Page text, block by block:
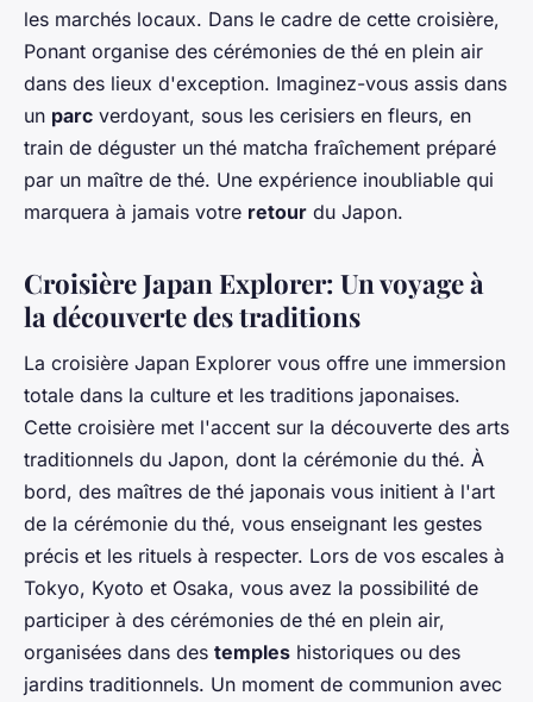
les marchés locaux. Dans le cadre de cette croisière,
Ponant organise des cérémonies de thé en plein air
dans des lieux d'exception. Imaginez-vous assis dans
un parc verdoyant, sous les cerisiers en fleurs, en
train de déguster un thé matcha fraîchement préparé
par un maître de thé. Une expérience inoubliable qui
marquera à jamais votre retour du Japon.
Croisière Japan Explorer: Un voyage à
la découverte des traditions
La croisière Japan Explorer vous offre une immersion
totale dans la culture et les traditions japonaises.
Cette croisière met l'accent sur la découverte des arts
traditionnels du Japon, dont la cérémonie du thé. À
bord, des maîtres de thé japonais vous initient à l'art
de la cérémonie du thé, vous enseignant les gestes
précis et les rituels à respecter. Lors de vos escales à
Tokyo, Kyoto et Osaka, vous avez la possibilité de
participer à des cérémonies de thé en plein air,
organisées dans des temples historiques ou des
jardins traditionnels. Un moment de communion avec